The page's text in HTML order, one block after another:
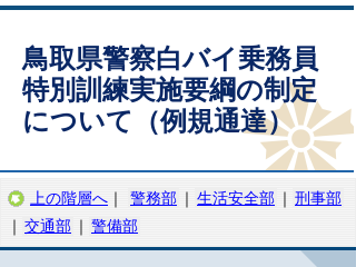
鳥取県警察白バイ乗務員
特別訓練実施要綱の制定
について（例規通達）
上の階層へ ｜ 警務部 ｜ 生活安全部 ｜ 刑事部
｜ 交通部 ｜ 警備部